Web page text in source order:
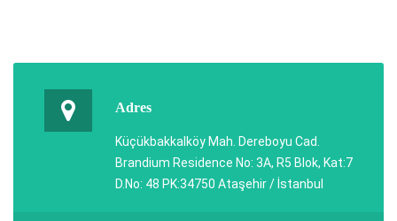
Adres
Küçükbakkalköy Mah. Dereboyu Cad.
Brandium Residence No: 3A, R5 Blok, Kat:7
D.No: 48 PK:34750 Ataşehir / İstanbul